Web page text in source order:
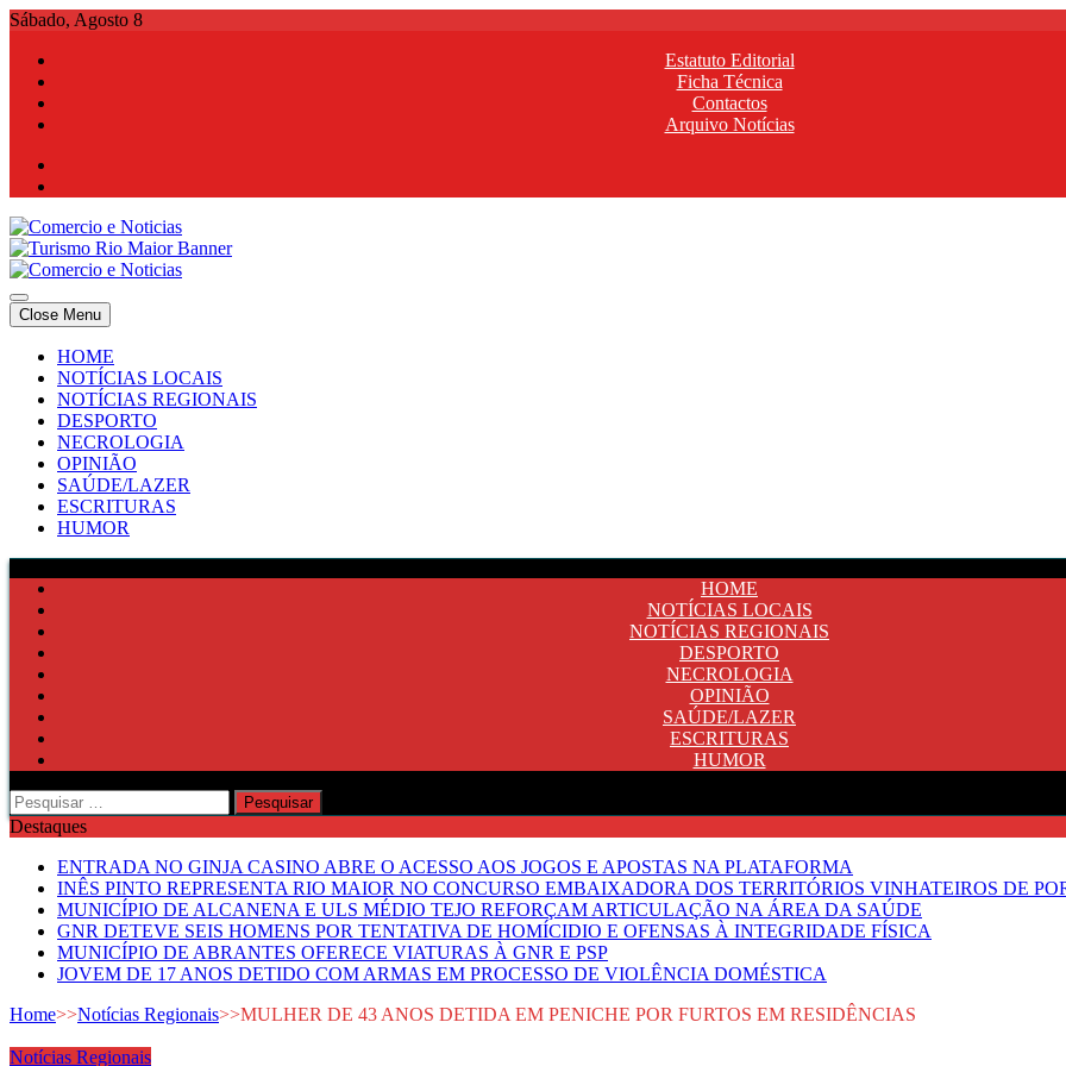
Skip
content
Sábado, Agosto 8
Estatuto Editorial
Ficha Técnica
Contactos
Arquivo Notícias
Comercio e Noticias
Notícias e Publicidade Online
Comercio e Noticias
Notícias e Publicidade Online
Close Menu
HOME
NOTÍCIAS LOCAIS
NOTÍCIAS REGIONAIS
DESPORTO
NECROLOGIA
OPINIÃO
SAÚDE/LAZER
ESCRITURAS
HUMOR
HOME
NOTÍCIAS LOCAIS
NOTÍCIAS REGIONAIS
DESPORTO
NECROLOGIA
OPINIÃO
SAÚDE/LAZER
ESCRITURAS
HUMOR
Pesquisar
por:
Destaques
ENTRADA NO GINJA CASINO ABRE O ACESSO AOS JOGOS E APOSTAS NA PLATAFORMA
INÊS PINTO REPRESENTA RIO MAIOR NO CONCURSO EMBAIXADORA DOS TERRITÓRIOS VINHATEIROS DE
MUNICÍPIO DE ALCANENA E ULS MÉDIO TEJO REFORÇAM ARTICULAÇÃO NA ÁREA DA SAÚDE
GNR DETEVE SEIS HOMENS POR TENTATIVA DE HOMÍCIDIO E OFENSAS À INTEGRIDADE FÍSICA
MUNICÍPIO DE ABRANTES OFERECE VIATURAS À GNR E PSP
JOVEM DE 17 ANOS DETIDO COM ARMAS EM PROCESSO DE VIOLÊNCIA DOMÉSTICA
Home>>Notícias Regionais>>MULHER DE 43 ANOS DETIDA EM PENICHE POR FURTOS EM RESIDÊNCIAS
Notícias Regionais